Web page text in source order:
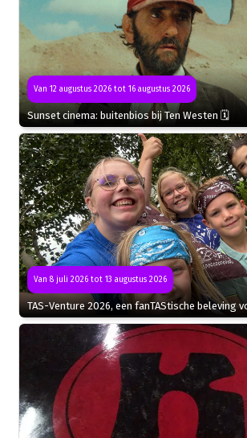
Van 12 augustus 2026 tot 16 augustus 2026
Sunset cinema: buitenbios bij Ten Westen 🗓
Van 8 juli 2026 tot 13 augustus 2026
TAS-Venture 2026, een fanTAStische beleving